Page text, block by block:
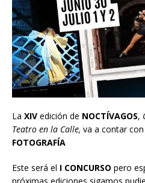
La XIV edición de NOCTÍVAGOS,
Teatro en la Calle, va a contar
FOTOGRAFÍA
Este será el I CONCURSO pero